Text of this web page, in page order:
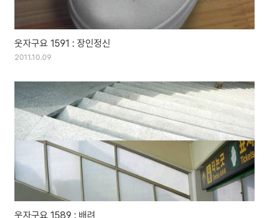
웃자구요 1591 : 장인정신
2011.10.09
웃자구요 1589 : 배려